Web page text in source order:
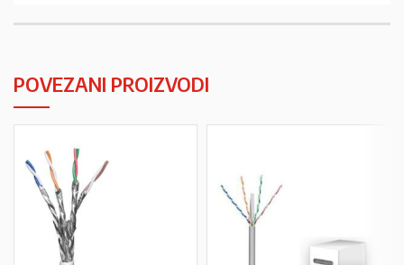
POVEZANI PROIZVODI